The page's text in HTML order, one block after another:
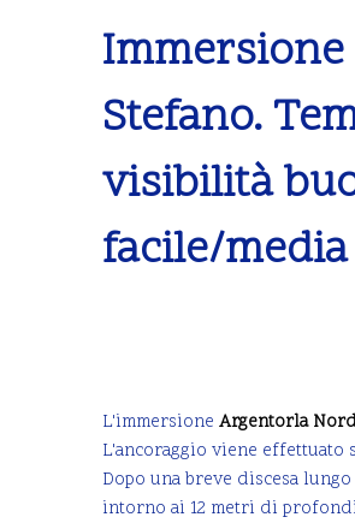
Stefano.
visibilità
facile/media
L'immersioneArgentorla
L'ancoraggio viene
Dopo una breve discesa
intorno ai 12 metri di